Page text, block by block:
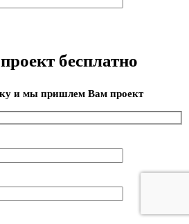
бесплатно
и мы пришлем Вам проект